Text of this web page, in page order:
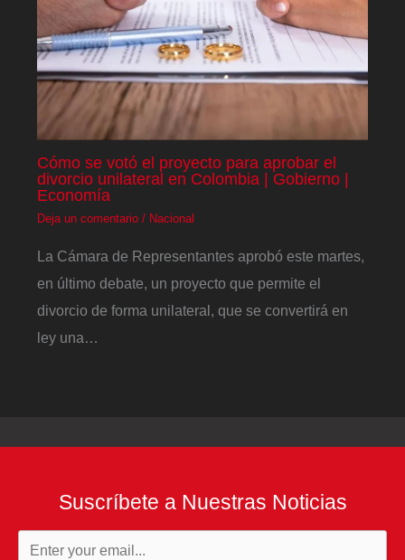
Cómo se votó el proyecto para aprobar el
divorcio unilateral en Colombia | Gobierno |
Economía
Deja un comentario / Nacional
La Cámara de Representantes aprobó este martes,
en último debate, un proyecto que permite el
divorcio de forma unilateral, que se convertirá en
ley una…
Suscríbete a Nuestras Noticias